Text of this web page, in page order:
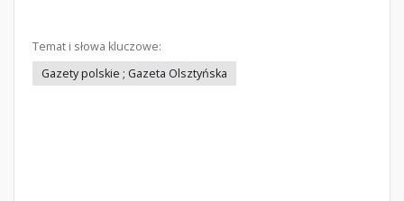
Temat i słowa kluczowe:
Gazety polskie ; Gazeta Olsztyńska